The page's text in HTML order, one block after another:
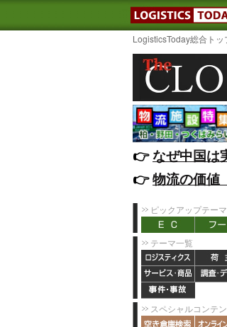
LogisticsToday総合トッ
👉️なぜ中国は
👉️物流の価値
ピックアップテーマ
テーマ一覧
スペシャルコンテ